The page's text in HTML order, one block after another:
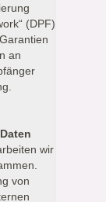
(DPF)
an
wir
von